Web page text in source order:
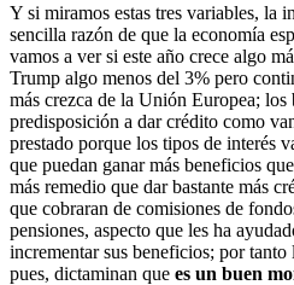
Y si miramos estas tres variables, la
sencilla razón de que la economía
vamos a ver si este año crece algo
Trump algo menos del 3% pero
más crezca de la Unión Europea; los
predisposición a dar crédito como
prestado porque los tipos de interés
que puedan ganar más beneficios
más remedio que dar bastante más
que cobraran de comisiones de
pensiones, aspecto que les ha
incrementar sus beneficios; por
pues, dictaminan que es un buen